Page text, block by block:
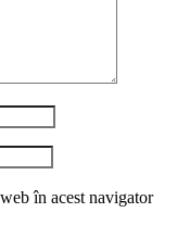
în acest navigator